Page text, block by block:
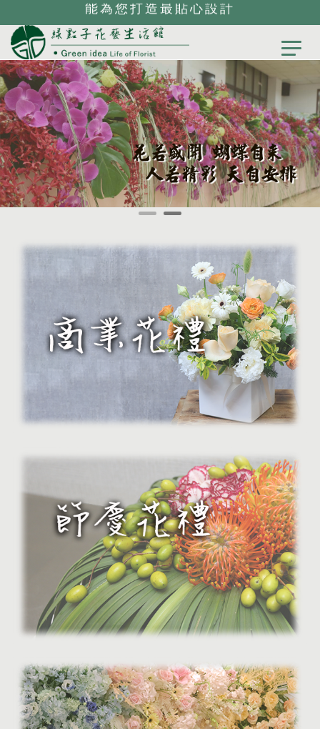
能為您打造最貼心設計